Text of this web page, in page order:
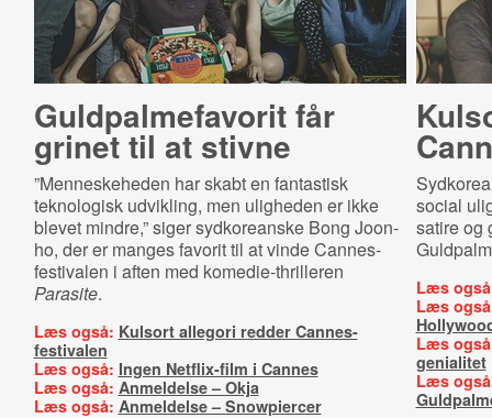
Guld­pal­me­fa­vo­rit får
grinet til at stivne
”Menneskeheden har skabt en fantastisk
teknologisk udvikling, men uligheden er ikke
blevet mindre,” siger sydkoreanske Bong Joon-
ho, der er manges favorit til at vinde Cannes-
festivalen i aften med komedie-thrilleren
Parasite.
Læs også: Kulsort allegori redder Cannes-
festivalen
Læs også: Ingen Netflix-film i Cannes
Læs også: Anmeldelse – Okja
Læs også: Anmeldelse – Snowpiercer
social
satire og
Læs
Læs
Læs
genialitet
Læs